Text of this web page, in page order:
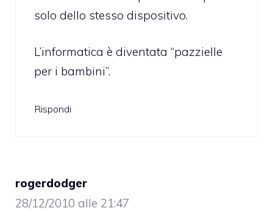
solo dello stesso dispositivo.
L’informatica è diventata “pazzielle
per i bambini”.
Rispondi
rogerdodger
28/12/2010 alle 21:47